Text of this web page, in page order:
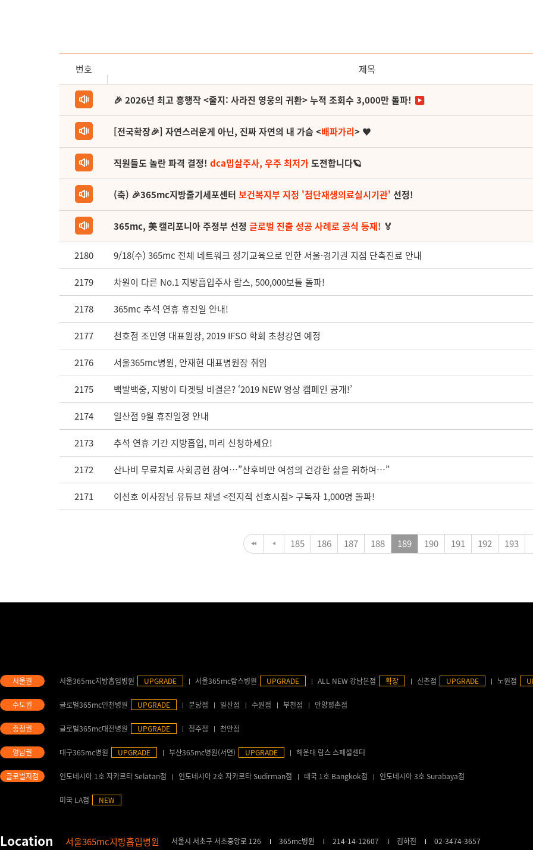
번호 제목
🎉 2026년 최고 흥행작 <줄지: 사라진 영웅의 귀환> 누적 조회수 3,000만 돌파!
[전국확장🎉] 자연스러운게 아닌, 진짜 자연의 내 가슴 <배파가리> ♥
직원들도 놀란 파격 결정! dca밉살주사, 우주 최저가도전합니다🪐
(축) 🎉365mc지방줄기세포센터 보건복지부 지정 '첨단재생의료실시기관' 선정!
365mc, 美 캘리포니아 주정부 선정 글로벌 진출 성공 사례로 공식 등재! 🏅
2180 9/18(수) 365mc 전체 네트워크 정기교육으로 인한 서울·경기권 지점 단축진료 안내
2179 차원이 다른 No.1 지방흡입주사 람스, 500,000보틀 돌파!
2178 365mc 추석 연휴 휴진일 안내!
2177 천호점 조민영 대표원장, 2019 IFSO 학회 초청강연 예정
2176 서울365mc병원, 안재현 대표병원장 취임
2175 백발백중, 지방이 타겟팅 비결은? ‘2019 NEW 영상 캠페인 공개!’
2174 일산점 9월 휴진일정 안내
2173 추석 연휴 기간 지방흡입, 미리 신청하세요!
2172 산나비 무료치료 사회공헌 참여…”산후비만 여성의 건강한 삶을 위하여…”
2171 이선호 이사장님 유튜브 채널 <전지적 선호시점> 구독자 1,000명 돌파!
185 186 187 188 189 190 191 192 193
서울365mc지방흡입병원 UPGRADE 서울365mc람스병원 UPGRADE ALL NEW 강남본점 확장 신촌점 UPGRADE 노원점
글로벌365mc인천병원 UPGRADE 분당점 일산점 수원점 부천점 안양평촌점
글로벌365mc대전병원 UPGRADE 청주점 천안점
대구365mc병원 UPGRADE 부산365mc병원(서면) UPGRADE 해운대 람스 스페셜센터
인도네시아 1호 자카르타 Selatan점 인도네시아 2호 자카르타 Sudirman점 태국 1호 Bangkok점 인도네시아 3호 Surabaya점
미국 LA점 NEW
서울365mc지방흡입병원 서울시 서초구 서초중앙로 126 365mc병원 214-14-12607 김하진 02-3474-3657